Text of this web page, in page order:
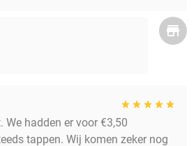
We hadden er voor €3,50
tappen. Wij komen zeker nog